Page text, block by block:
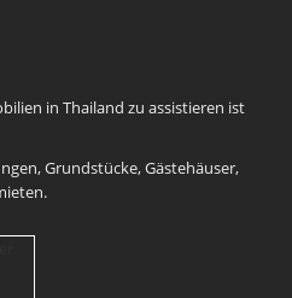
in Thailand zu assistieren ist
Grundstücke, Gästehäuser,